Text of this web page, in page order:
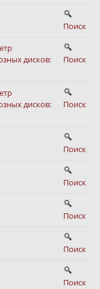
Поиск
дисков:
Поиск
дисков:
Поиск
Поиск
Поиск
Поиск
Поиск
Поиск